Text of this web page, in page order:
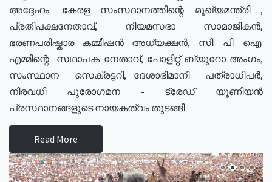
അദ്ദേഹം. കേരള സംസ്ഥാനത്തിന്റെ മുഖ്യമന്ത്രി ,
പ്രതിപക്ഷനേതാവ്, നിയമസഭാ സാമാജികൻ,
ഭരണപരിഷ്കാര കമ്മീഷൻ അധ്യക്ഷൻ, സി. പി. ഐ.
എമ്മിന്റെ സഥാപക നേതാവ്, പോളിറ്റ് ബ്യുറോ അംഗം,
സംസ്ഥാന സെക്രട്ടറി, ദേശാഭിമാനി പത്രാധിപർ,
നിരവധി പുരോഗമന - ട്രേഡ് യൂണിയൻ
പ്രസ്ഥാനങ്ങളുടെ നായകത്വം തുടങ്ങി
Read More